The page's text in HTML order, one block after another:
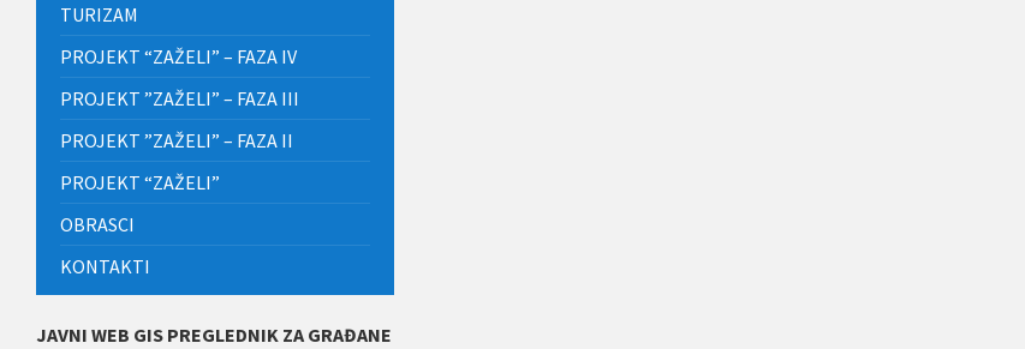
TURIZAM
PROJEKT “ZAŽELI” – FAZA IV
PROJEKT ”ZAŽELI” – FAZA III
PROJEKT ”ZAŽELI” – FAZA II
PROJEKT “ZAŽELI”
OBRASCI
KONTAKTI
JAVNI WEB GIS PREGLEDNIK ZA GRAĐANE